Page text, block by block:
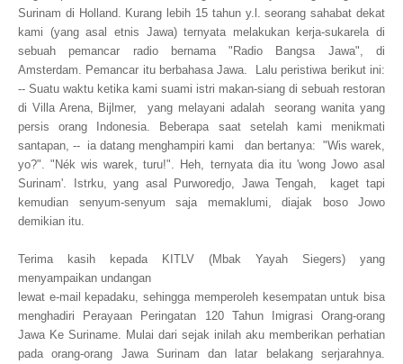
Surinam di Holland. Kurang lebih 15 tahun y.l. seorang sahabat dekat
kami (yang asal etnis Jawa) ternyata melakukan kerja-sukarela di
sebuah pemancar radio bernama "Radio Bangsa Jawa", di
Amsterdam. Pemancar itu berbahasa Jawa. Lalu peristiwa berikut ini:
-- Suatu waktu ketika kami suami istri makan-siang di sebuah restoran
di Villa Arena, Bijlmer, yang melayani adalah seorang wanita yang
persis orang Indonesia. Beberapa saat setelah kami menikmati
santapan, -- ia datang menghampiri kami dan bertanya: "Wis warek,
yo?". "Nék wis warek, turu!". Heh, ternyata dia itu 'wong Jowo asal
Surinam'. Istrku, yang asal Purworedjo, Jawa Tengah, kaget tapi
kemudian senyum-senyum saja memaklumi, diajak boso Jowo
demikian itu.
Terima kasih kepada KITLV (Mbak Yayah Siegers) yang
menyampaikan undangan
lewat e-mail kepadaku, sehingga memperoleh kesempatan untuk bisa
menghadiri Perayaan Peringatan 120 Tahun Imigrasi Orang-orang
Jawa Ke Suriname. Mulai dari sejak inilah aku memberikan perhatian
pada orang-orang Jawa Surinam dan latar belakang serjarahnya.